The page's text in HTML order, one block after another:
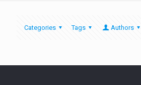
Categories Tags Authors